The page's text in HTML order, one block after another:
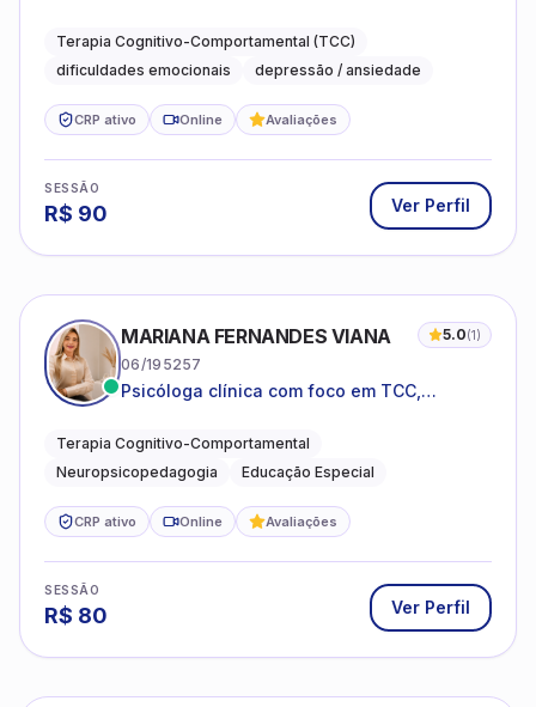
dificuldades do dia a dia
Terapia Cognitivo-Comportamental (TCC)
dificuldades emocionais
depressão / ansiedade
CRP ativo Online Avaliações
SESSÃO
R$ 90 Ver Perfil
MARIANA FERNANDES VIANA 5.0(1)
06/195257
Psicóloga clínica com foco em TCC,
do neurodesenvolvimento.
Terapia Cognitivo-Comportamental
Neuropsicopedagogia
Educação Especial
CRP ativo Online Avaliações
SESSÃO
R$ 80 Ver Perfil